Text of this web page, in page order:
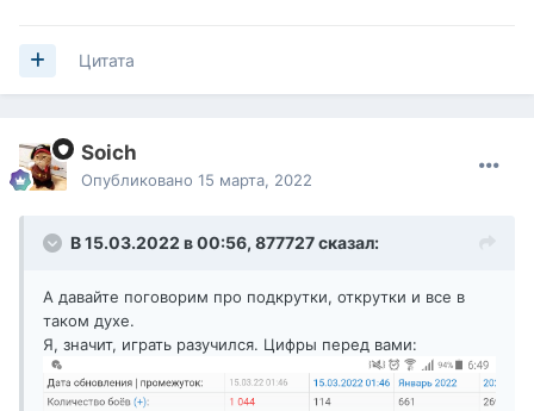
Цитата
Soich
Опубликовано 15 марта, 2022
В 15.03.2022 в 00:56, 877727сказал:
А давайте поговорим про подкрутки, открутки и все в
таком духе.
Я, значит, играть разучился. Цифры перед вами: